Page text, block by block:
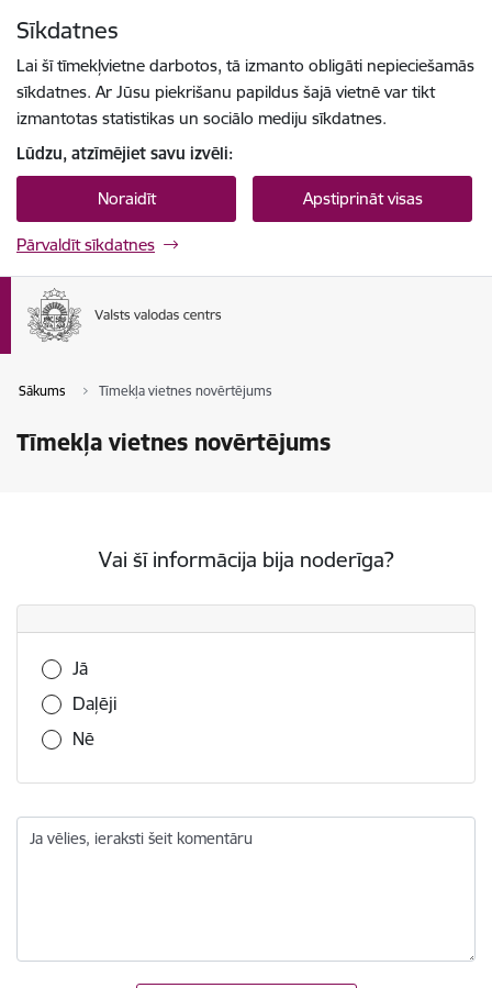
Sīkdatnes
Lai šī tīmekļvietne darbotos, tā izmanto obligāti nepieciešamās
sīkdatnes. Ar Jūsu piekrišanu papildus šajā vietnē var tikt
izmantotas statistikas un sociālo mediju sīkdatnes.
Lūdzu, atzīmējiet savu izvēli:
Noraidīt Apstiprināt visas
Pārvaldīt sīkdatnes
Sākums Tīmekļa vietnes novērtējums
Tīmekļa vietnes novērtējums
Vai šī informācija bija noderīga?
Vai šī informācija bija noderīga?
Jā
Daļēji
Nē
Ja vēlies, ieraksti šeit komentāru